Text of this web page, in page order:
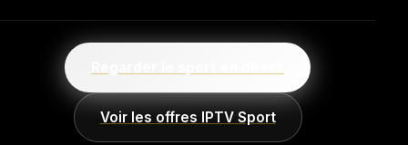
Voir les offres IPTV Sport